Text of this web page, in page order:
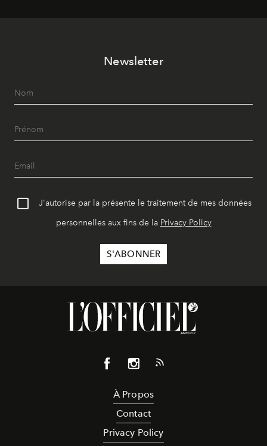
Newsletter
J'autorise par la présente le traitement de mes données
personnelles aux fins de la Privacy Policy
À Propos
Contact
Privacy Policy